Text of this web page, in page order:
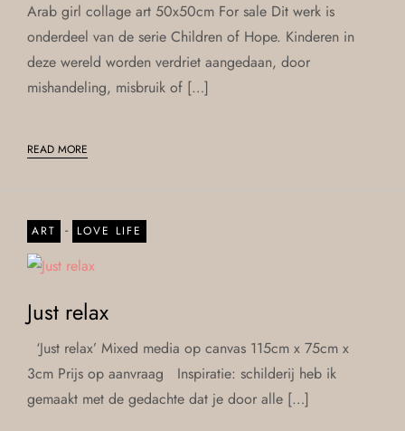
Arab girl collage art 50x50cm For sale Dit werk is
onderdeel van de serie Children of Hope. Kinderen in
deze wereld worden verdriet aangedaan, door
mishandeling, misbruik of […]
READ MORE
ART - LOVE LIFE
Just relax
‘Just relax’ Mixed media op canvas 115cm x 75cm x
3cm Prijs op aanvraag Inspiratie: schilderij heb ik
gemaakt met de gedachte dat je door alle […]